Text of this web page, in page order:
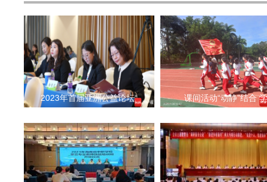
2023年首届亚洲公益论坛“ 课间活动“动静”结合 学